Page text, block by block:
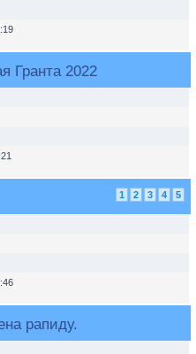
Гранта 2022
1 2 3 4 5
рапиду.